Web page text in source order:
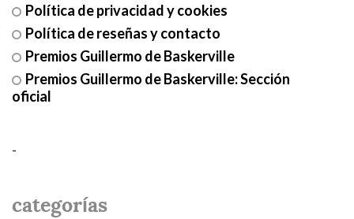
Política de privacidad y cookies
Política de reseñas y contacto
Premios Guillermo de Baskerville
Premios Guillermo de Baskerville: Sección
oficial
-
categorías